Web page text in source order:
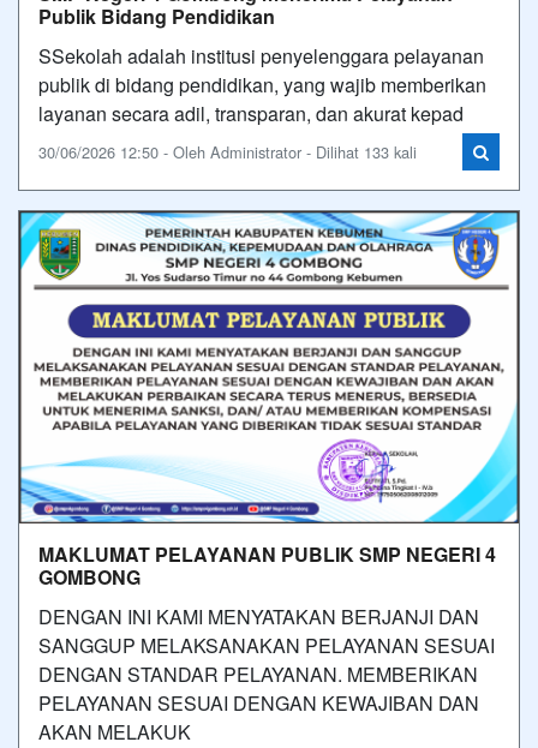
Publik Bidang Pendidikan
SSekolah adalah institusi penyelenggara pelayanan
publik di bidang pendidikan, yang wajib memberikan
layanan secara adil, transparan, dan akurat kepad
30/06/2026 12:50 - Oleh Administrator - Dilihat 133 kali
MAKLUMAT PELAYANAN PUBLIK SMP NEGERI 4
GOMBONG
DENGAN INI KAMI MENYATAKAN BERJANJI DAN
SANGGUP MELAKSANAKAN PELAYANAN SESUAI
DENGAN STANDAR PELAYANAN. MEMBERIKAN
PELAYANAN SESUAI DENGAN KEWAJIBAN DAN
AKAN MELAKUK